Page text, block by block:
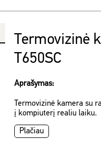
Termovizinė
T650SC
Aprašymas:
Termovizinė kamera su
į kompiuterį realiu laiku.
Plačiau